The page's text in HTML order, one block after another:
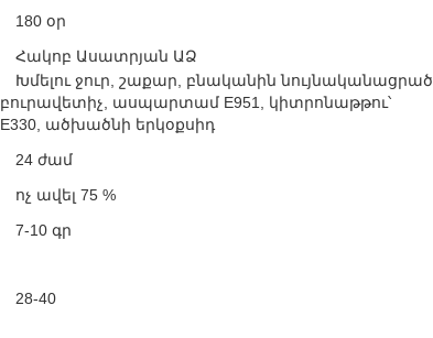
180 օր
Հակոբ Ասատրյան ԱՁ
Խմելու ջուր, շաքար, բնականին նույնականացրած
բուրավետիչ, ասպարտամ E951, կիտրոնաթթու՝
E330, ածխածնի երկօքսիդ
24 ժամ
ոչ ավել 75 %
7-10 գր
28-40